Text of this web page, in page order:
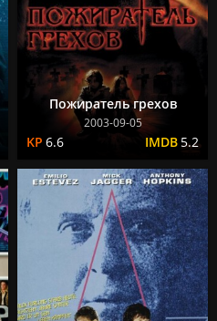
Пожиратель грехов
2003-09-05
6.6 5.2